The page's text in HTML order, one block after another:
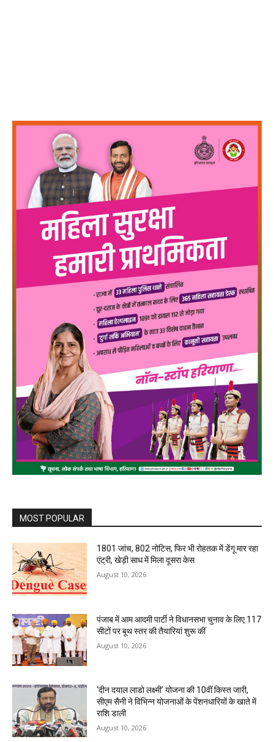
MOST POPULAR
1801 जांच, 802 नोटिस, फिर भी रोहतक में डेंगू मार रहा
एंट्री, खेड़ी साध में मिला दूसरा केस
August 10, 2026
पंजाब में आम आदमी पार्टी ने विधानसभा चुनाव के लिए 117
सीटों पर बूथ स्तर की तैयारियां शुरू कीं
August 10, 2026
‘दीन दयाल लाडो लक्ष्मी’ योजना की 10वीं किस्त जारी,
सीएम सैनी ने विभिन्न योजनाओं के पेंशनधारियों के खाते में
राशि डाली
August 10, 2026